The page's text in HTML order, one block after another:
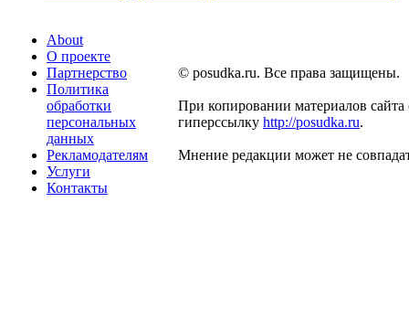
About
О проекте
Партнерство
Политика
обработки
персональных
данных
Рекламодателям
Услуги
Контакты
© posudka.ru. Все права защищены.
При копировании материалов сайта
гиперссылку http://posudka.ru.
Мнение редакции может не